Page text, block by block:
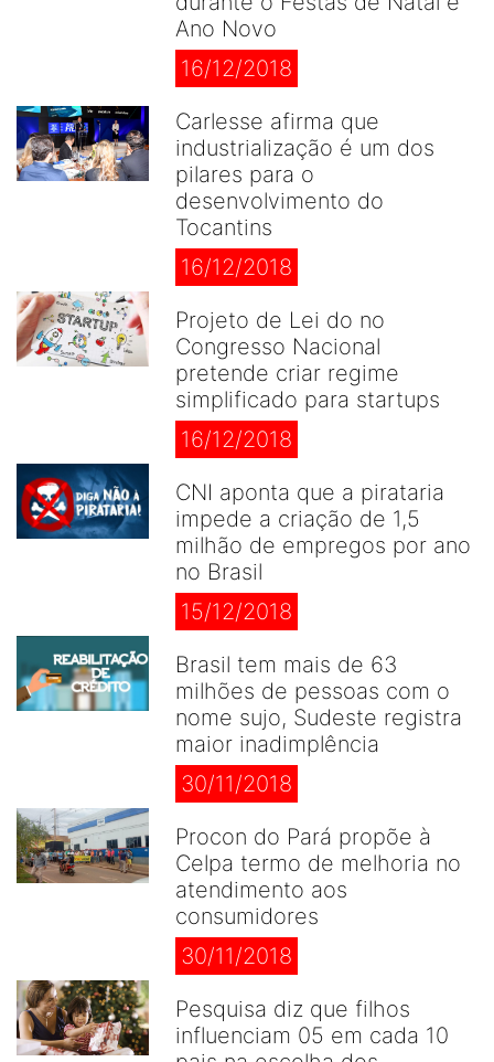
Ano Novo
16/12/2018
Carlesse afirma que
industrialização é um dos
pilares para o
desenvolvimento do
Tocantins
16/12/2018
Projeto de Lei do no
Congresso Nacional
pretende criar regime
simplificado para startups
16/12/2018
CNI aponta que a pirataria
impede a criação de 1,5
milhão de empregos por ano
no Brasil
15/12/2018
Brasil tem mais de 63
milhões de pessoas com o
nome sujo, Sudeste registra
maior inadimplência
30/11/2018
Procon do Pará propõe à
Celpa termo de melhoria no
atendimento aos
consumidores
30/11/2018
Pesquisa diz que filhos
influenciam 05 em cada 10